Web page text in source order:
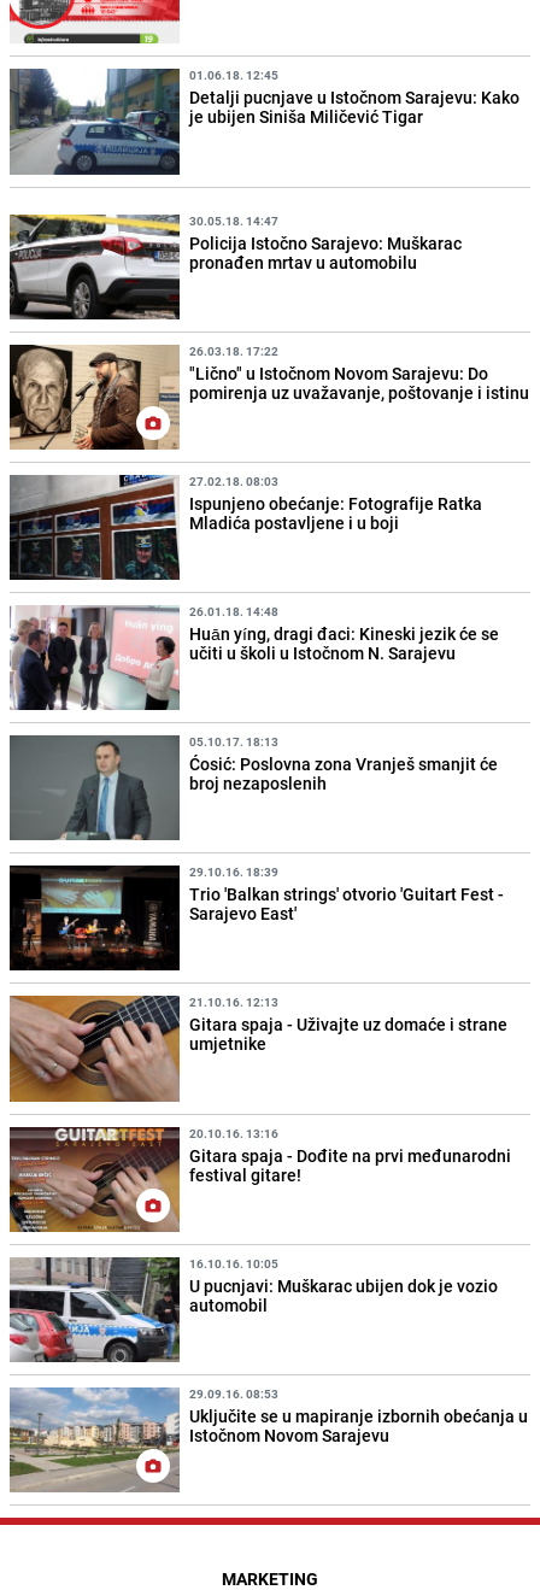
01.06.18. 12:45
Detalji pucnjave u Istočnom Sarajevu: Kako
je ubijen Siniša Miličević Tigar
30.05.18. 14:47
Policija Istočno Sarajevo: Muškarac
pronađen mrtav u automobilu
26.03.18. 17:22
"Lično" u Istočnom Novom Sarajevu: Do
pomirenja uz uvažavanje, poštovanje i istinu
27.02.18. 08:03
Ispunjeno obećanje: Fotografije Ratka
Mladića postavljene i u boji
26.01.18. 14:48
Huān yíng, dragi đaci: Kineski jezik će se
učiti u školi u Istočnom N. Sarajevu
05.10.17. 18:13
Ćosić: Poslovna zona Vranješ smanjit će
broj nezaposlenih
29.10.16. 18:39
Trio 'Balkan strings' otvorio 'Guitart Fest -
Sarajevo East'
21.10.16. 12:13
Gitara spaja - Uživajte uz domaće i strane
umjetnike
20.10.16. 13:16
Gitara spaja - Dođite na prvi međunarodni
festival gitare!
16.10.16. 10:05
U pucnjavi: Muškarac ubijen dok je vozio
automobil
29.09.16. 08:53
Uključite se u mapiranje izbornih obećanja u
Istočnom Novom Sarajevu
MARKETING